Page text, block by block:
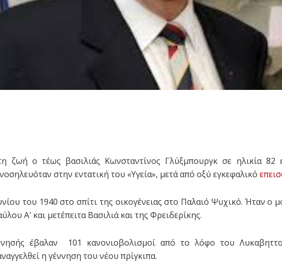
ζωή ο τέως βασιλιάς Κωνσταντίνος Γλύξμπουργκ σε ηλικία 82
στην εντατική του «Υγεία», μετά από οξύ εγκεφαλικό
του 1940 στο σπίτι της οικογένειας στο Παλαιό Ψυχικό. Ήταν ο
Α′ και μετέπειτα Βασιλιά και της Φρειδερίκης.
έβαλαν 101 κανονιοβολισμοί από το λόφο του
η γέννηση του νέου πρίγκιπα.